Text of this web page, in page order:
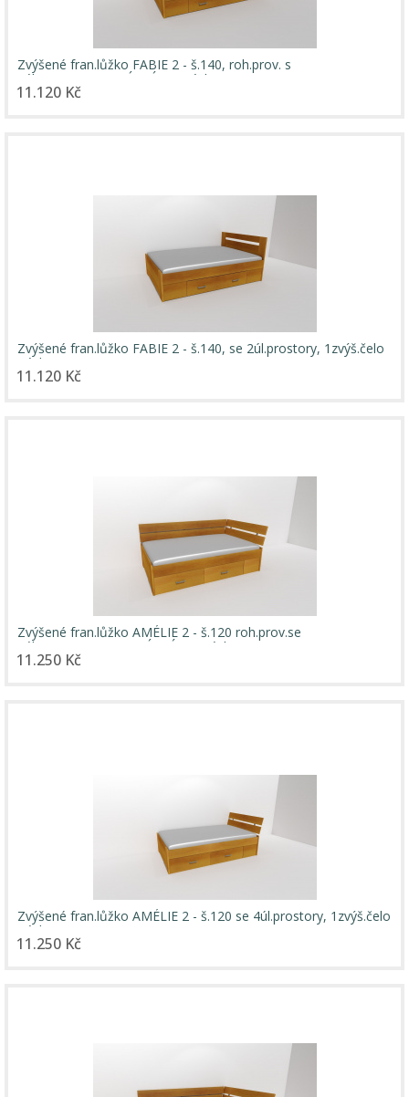
Zvýšené fran.lůžko FABIE 2 - š.140, roh.prov. s
1úl.prost,UNIVERZÁLNÍ L/P / úchyty JONY
11.120 Kč
Zvýšené fran.lůžko FABIE 2 - š.140, se 2úl.prostory, 1zvýš.čelo
/ úchyty JONY
11.120 Kč
Zvýšené fran.lůžko AMÉLIE 2 - š.120 roh.prov.se
2úl.prostory,UNIVERZÁLNÍ L/P / úchyty JONY
11.250 Kč
Zvýšené fran.lůžko AMÉLIE 2 - š.120 se 4úl.prostory, 1zvýš.čelo
/ úchyty JONY
11.250 Kč